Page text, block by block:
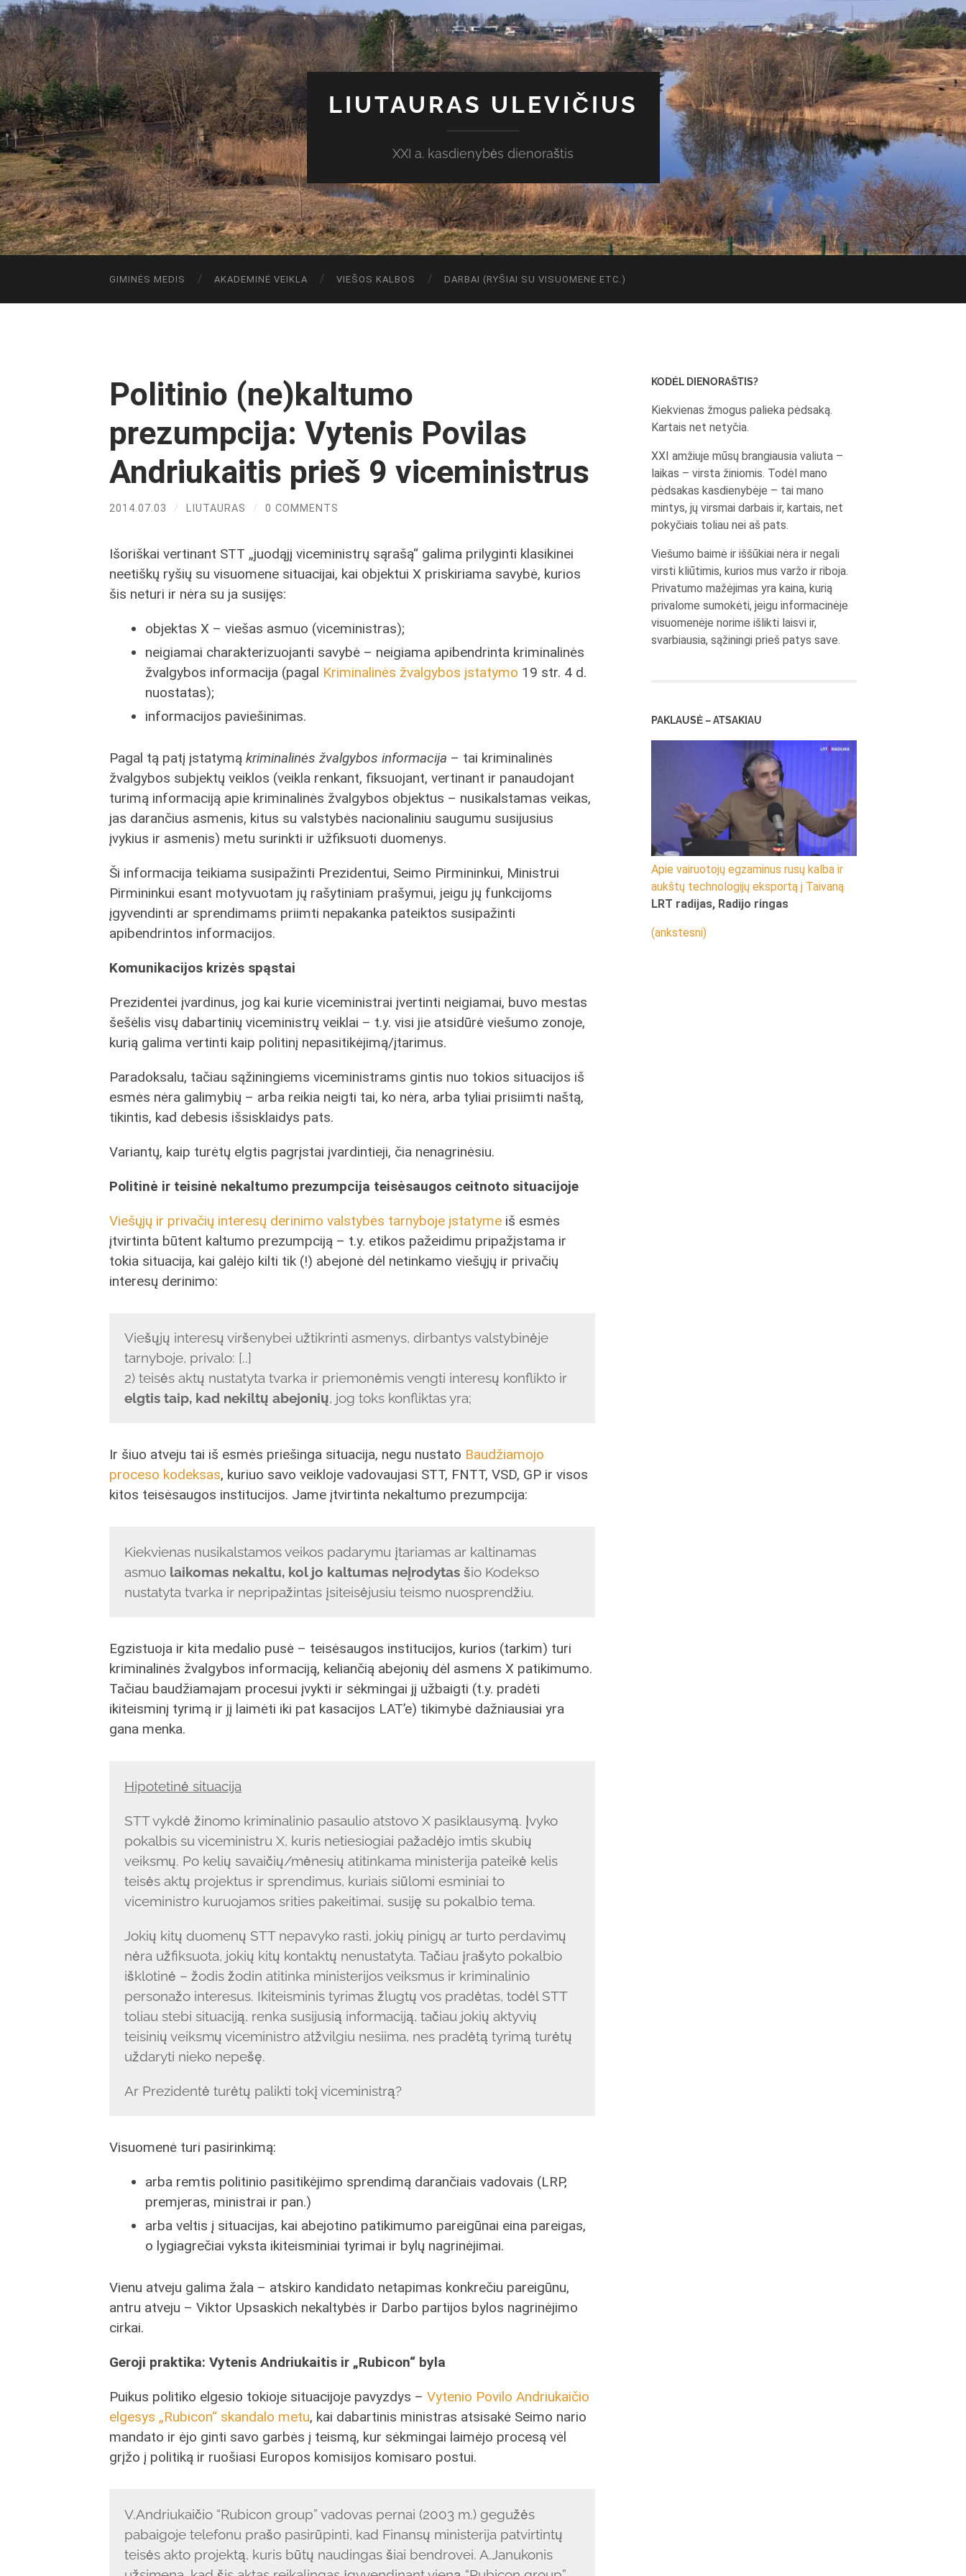
LIUTAURAS ULEVIČIUS
XXI a. kasdienybės dienoraštis
GIMINĖS MEDIS AKADEMINĖ VEIKLA VIEŠOS KALBOS DARBAI (RYŠIAI SU VISUOMENE ETC.)
Politinio (ne)kaltumo
prezumpcija: Vytenis Povilas
Andriukaitis prieš 9 viceministrus
2014.07.03 / LIUTAURAS / 0 COMMENTS
Išoriškai vertinant STT „juodąjį viceministrų sąrašą“ galima prilyginti klasikinei
neetiškų ryšių su visuomene situacijai, kai objektui X priskiriama savybė, kurios
šis neturi ir nėra su ja susijęs:
objektas X – viešas asmuo (viceministras);
neigiamai charakterizuojanti savybė – neigiama apibendrinta kriminalinės
žvalgybos informacija (pagal Kriminalinės žvalgybos įstatymo 19 str. 4 d.
nuostatas);
informacijos paviešinimas.
Pagal tą patį įstatymą kriminalinės žvalgybos informacija – tai kriminalinės
žvalgybos subjektų veiklos (veikla renkant, fiksuojant, vertinant ir panaudojant
turimą informaciją apie kriminalinės žvalgybos objektus – nusikalstamas veikas,
jas darančius asmenis, kitus su valstybės nacionaliniu saugumu susijusius
įvykius ir asmenis) metu surinkti ir užfiksuoti duomenys.
Ši informacija teikiama susipažinti Prezidentui, Seimo Pirmininkui, Ministrui
Pirmininkui esant motyvuotam jų rašytiniam prašymui, jeigu jų funkcijoms
įgyvendinti ar sprendimams priimti nepakanka pateiktos susipažinti
apibendrintos informacijos.
Komunikacijos krizės spąstai
Prezidentei įvardinus, jog kai kurie viceministrai įvertinti neigiamai, buvo mestas
šešėlis visų dabartinių viceministrų veiklai – t.y. visi jie atsidūrė viešumo zonoje,
kurią galima vertinti kaip politinį nepasitikėjimą/įtarimus.
Paradoksalu, tačiau sąžiningiems viceministrams gintis nuo tokios situacijos iš
esmės nėra galimybių – arba reikia neigti tai, ko nėra, arba tyliai prisiimti naštą,
tikintis, kad debesis išsisklaidys pats.
Variantų, kaip turėtų elgtis pagrįstai įvardintieji, čia nenagrinėsiu.
Politinė ir teisinė nekaltumo prezumpcija teisėsaugos ceitnoto situacijoje
Viešųjų ir privačių interesų derinimo valstybės tarnyboje įstatyme iš esmės
įtvirtinta būtent kaltumo prezumpciją – t.y. etikos pažeidimu pripažįstama ir
tokia situacija, kai galėjo kilti tik (!) abejonė dėl netinkamo viešųjų ir privačių
interesų derinimo:
Viešųjų interesų viršenybei užtikrinti asmenys, dirbantys valstybinėje
tarnyboje, privalo: [..]
2) teisės aktų nustatyta tvarka ir priemonėmis vengti interesų konflikto ir
elgtis taip, kad nekiltų abejonių, jog toks konfliktas yra;
Ir šiuo atveju tai iš esmės priešinga situacija, negu nustato Baudžiamojo
proceso kodeksas, kuriuo savo veikloje vadovaujasi STT, FNTT, VSD, GP ir visos
kitos teisėsaugos institucijos. Jame įtvirtinta nekaltumo prezumpcija:
Kiekvienas nusikalstamos veikos padarymu įtariamas ar kaltinamas
asmuo laikomas nekaltu, kol jo kaltumas neįrodytasšio Kodekso
nustatyta tvarka ir nepripažintas įsiteisėjusiu teismo nuosprendžiu.
Egzistuoja ir kita medalio pusė – teisėsaugos institucijos, kurios (tarkim) turi
kriminalinės žvalgybos informaciją, keliančią abejonių dėl asmens X patikimumo.
Tačiau baudžiamajam procesui įvykti ir sėkmingai jį užbaigti (t.y. pradėti
ikiteisminį tyrimą ir jį laimėti iki pat kasacijos LAT’e) tikimybė dažniausiai yra
gana menka.
Hipotetinė situacija
STT vykdė žinomo kriminalinio pasaulio atstovo X pasiklausymą. Įvyko
pokalbis su viceministru X, kuris netiesiogiai pažadėjo imtis skubių
veiksmų. Po kelių savaičių/mėnesių atitinkama ministerija pateikė kelis
teisės aktų projektus ir sprendimus, kuriais siūlomi esminiai to
viceministro kuruojamos srities pakeitimai, susiję su pokalbio tema.
Jokių kitų duomenų STT nepavyko rasti, jokių pinigų ar turto perdavimų
nėra užfiksuota, jokių kitų kontaktų nenustatyta. Tačiau įrašyto pokalbio
išklotinė – žodis žodin atitinka ministerijos veiksmus ir kriminalinio
personažo interesus. Ikiteisminis tyrimas žlugtų vos pradėtas, todėl STT
toliau stebi situaciją, renka susijusią informaciją, tačiau jokių aktyvių
teisinių veiksmų viceministro atžvilgiu nesiima, nes pradėtą tyrimą turėtų
uždaryti nieko nepešę.
Ar Prezidentė turėtų palikti tokį viceministrą?
Visuomenė turi pasirinkimą:
arba remtis politinio pasitikėjimo sprendimą darančiais vadovais (LRP,
premjeras, ministrai ir pan.)
arba veltis į situacijas, kai abejotino patikimumo pareigūnai eina pareigas,
o lygiagrečiai vyksta ikiteisminiai tyrimai ir bylų nagrinėjimai.
Vienu atveju galima žala – atskiro kandidato netapimas konkrečiu pareigūnu,
antru atveju – Viktor Upsaskich nekaltybės ir Darbo partijos bylos nagrinėjimo
cirkai.
Geroji praktika: Vytenis Andriukaitis ir „Rubicon“ byla
Puikus politiko elgesio tokioje situacijoje pavyzdys – Vytenio Povilo Andriukaičio
elgesys „Rubicon“ skandalo metu, kai dabartinis ministras atsisakė Seimo nario
mandato ir ėjo ginti savo garbės į teismą, kur sėkmingai laimėjo procesą vėl
grįžo į politiką ir ruošiasi Europos komisijos komisaro postui.
V.Andriukaičio “Rubicon group” vadovas pernai (2003 m.) gegužės
pabaigoje telefonu prašo pasirūpinti, kad Finansų ministerija patvirtintų
teisės akto projektą, kuris būtų naudingas šiai bendrovei. A.Janukonis
KODĖL DIENORAŠTIS?
Kiekvienas žmogus palieka pėdsaką.
Kartais net netyčia.
XXI amžiuje mūsų brangiausia valiuta –
laikas – virsta žiniomis. Todėl mano
pėdsakas kasdienybėje – tai mano
mintys, jų virsmai darbais ir, kartais, net
pokyčiais toliau nei aš pats.
Viešumo baimė ir iššūkiai nėra ir negali
virsti kliūtimis, kurios mus varžo ir riboja.
Privatumo mažėjimas yra kaina, kurią
privalome sumokėti, jeigu informacinėje
visuomenėje norime išlikti laisvi ir,
svarbiausia, sąžiningi prieš patys save.
PAKLAUSĖ – ATSAKIAU
Apie vairuotojų egzaminus rusų kalba ir
aukštų technologijų eksportą į Taivaną
LRT radijas, Radijo ringas
(ankstesni)